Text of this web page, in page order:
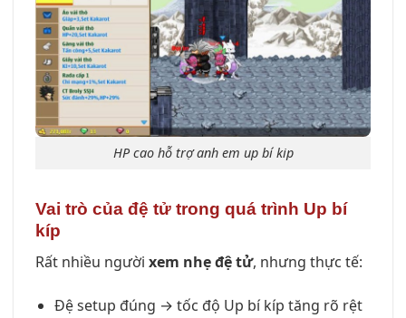
HP cao hỗ trợ anh em up bí kip
Vai trò của đệ tử trong quá trình Up bí
kíp
Rất nhiều người xem nhẹ đệ tử, nhưng thực tế:
Đệ setup đúng → tốc độ Up bí kíp tăng rõ rệt